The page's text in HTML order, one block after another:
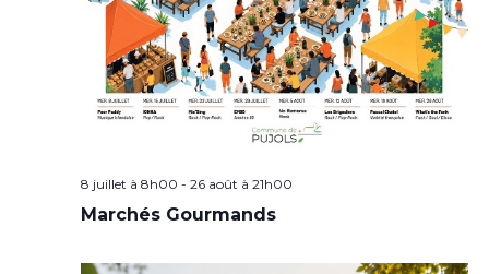
8 juillet à 8h00 - 26 août à 21h00
Marchés Gourmands